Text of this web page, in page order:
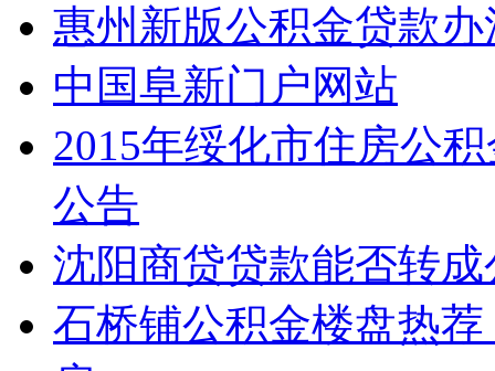
惠州新版公积金贷款
中国阜新门户网站
2015年绥化市住房公
公告
沈阳商贷贷款能否转成
石桥铺公积金楼盘热